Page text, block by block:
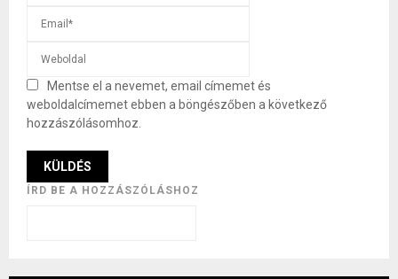
Mentse el a nevemet, email címemet és
weboldalcímemet ebben a böngészőben a következő
hozzászólásomhoz.
ÍRD BE A HOZZÁSZÓLÁSHOZ